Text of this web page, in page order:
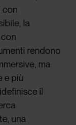
con
la
rendono
ma
e più
il
una